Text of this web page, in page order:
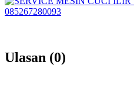
Ulasan (0)